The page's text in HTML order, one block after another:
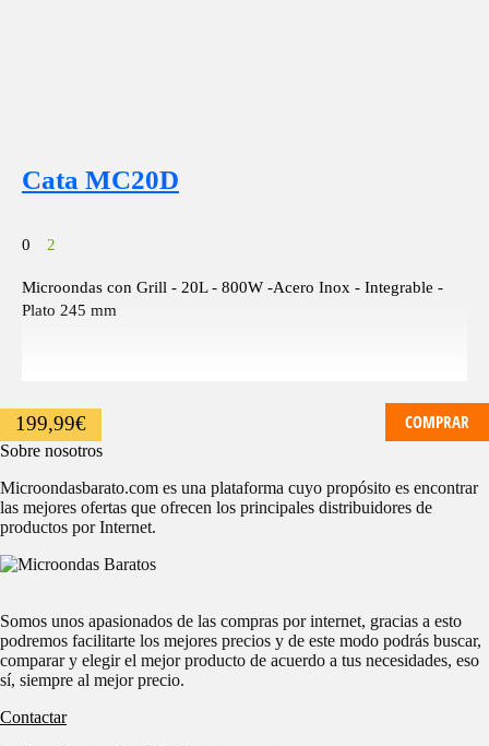
Cata MC20D
0 2
Microondas con Grill - 20L - 800W -Acero Inox - Integrable -
Plato 245 mm
199,99€ COMPRAR
Sobre nosotros
Microondasbarato.com es una plataforma cuyo propósito es encontrar
las mejores ofertas que ofrecen los principales distribuidores de
productos por Internet.
Somos unos apasionados de las compras por internet, gracias a esto
podremos facilitarte los mejores precios y de este modo podrás buscar,
comparar y elegir el mejor producto de acuerdo a tus necesidades, eso
sí, siempre al mejor precio.
Contactar